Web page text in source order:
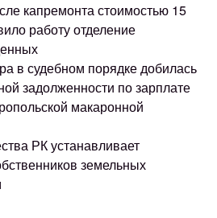
капремонта стоимостью 15
работу отделение
в судебном порядке добилась
задолженности по зарплате
макаронной
РК устанавливает
земельных